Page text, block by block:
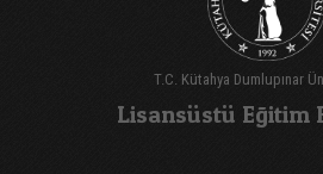
T.C. Kütahya Dumlupınar
Lisansüstü Eğitim